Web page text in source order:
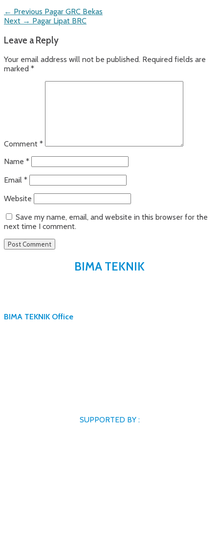
Post
navigation
← Previous Previous
post:
Pagar GRC Bekas
Next → Next
Pagar Lipat BRC
Leave a Reply
Your email address will not be published. Required fields are
marked *
Comment *
Name *
Email *
Website
Save my name, email, and website in this browser for the
next time I comment.
BIMA TEKNIK
BIMA TEKNIK Office
SUPPORTED BY :